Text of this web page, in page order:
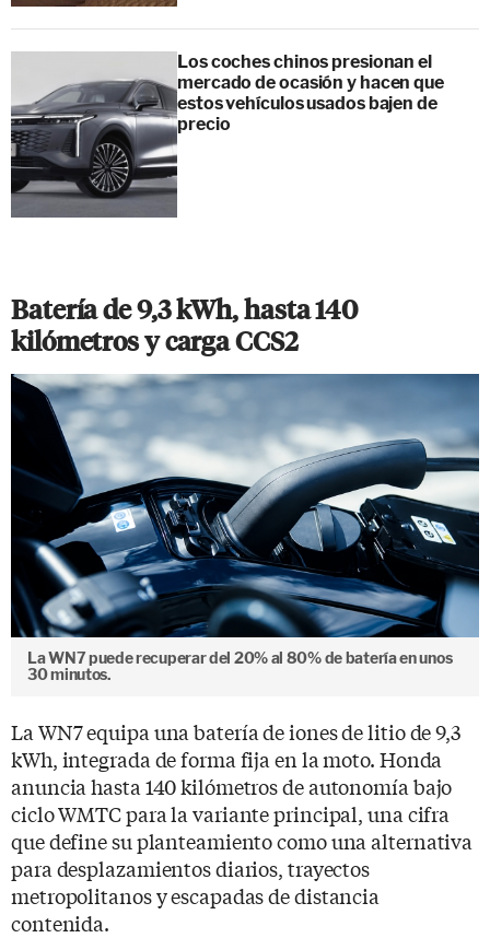
Los coches chinos presionan el
mercado de ocasión y hacen que
estos vehículos usados bajen de
precio
Batería de 9,3 kWh, hasta 140
kilómetros y carga CCS2
La WN7 puede recuperar del 20% al 80% de batería en unos
30 minutos.
La WN7 equipa una batería de iones de litio de 9,3
kWh, integrada de forma fija en la moto. Honda
anuncia hasta 140 kilómetros de autonomía bajo
ciclo WMTC para la variante principal, una cifra
que define su planteamiento como una alternativa
para desplazamientos diarios, trayectos
metropolitanos y escapadas de distancia
contenida.